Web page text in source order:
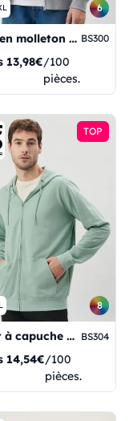
6
veste en molleton français BS300
13,98€/100
pièces.
TOP
8
Sweat à capuche zippé en éponge BS304
14,54€/100
pièces.